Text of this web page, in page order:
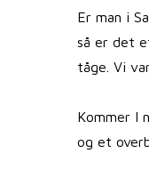
Er man i
så er det
tåge. Vi
Kommer I
og et